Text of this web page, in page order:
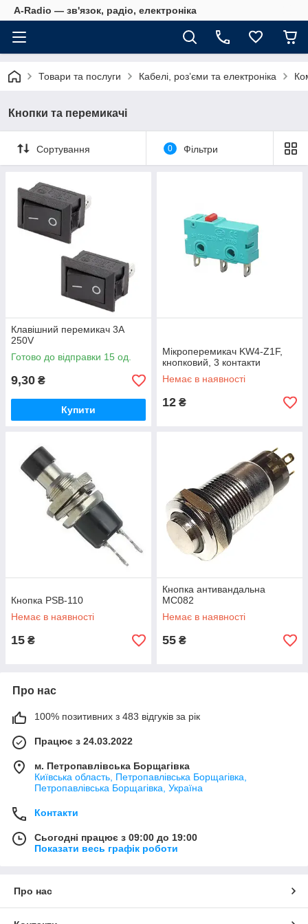
A-Radio — зв'язок, радіо, електроніка
Товари та послуги Кабелі, роз’єми та електроніка
Кнопки та перемикачі
Сортування 0 Фільтри
Клавішний перемикач 3A
250V
Готово до відправки 15 од.
9,30 ₴
Купити
Мікроперемикач KW4-Z1F,
кнопковий, 3 контакти
Немає в наявності
12 ₴
Кнопка PSB-110
Немає в наявності
15 ₴
Кнопка антивандальна
MC082
Немає в наявності
55 ₴
Про нас
100% позитивних з 483 відгуків за рік
Працює з 24.03.2022
м. Петропавлівська Борщагівка
Київська область, Петропавлівська Борщагівка,
Петропавлівська Борщагівка, Україна
Контакти
Сьогодні працює з 09:00 до 19:00
Показати весь графік роботи
Про нас